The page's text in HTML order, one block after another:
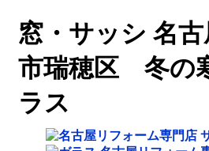
窓・サッシ 名
市瑞穂区 冬の
ラス